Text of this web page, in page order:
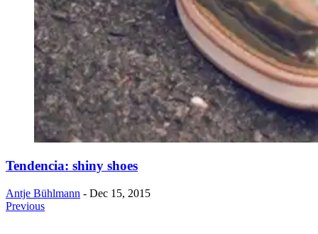
Tendencia: shiny shoes
Antje Bühlmann - Dec 15, 2015
Previous